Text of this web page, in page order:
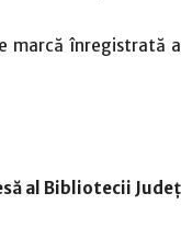
marcă înregistrată
al Bibliotecii